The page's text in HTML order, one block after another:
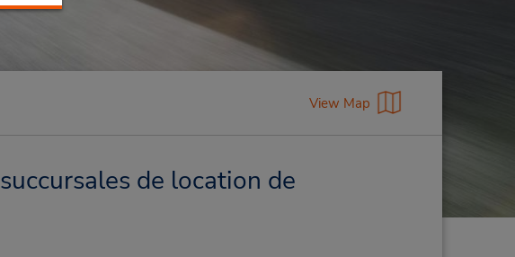
View Map
de location de